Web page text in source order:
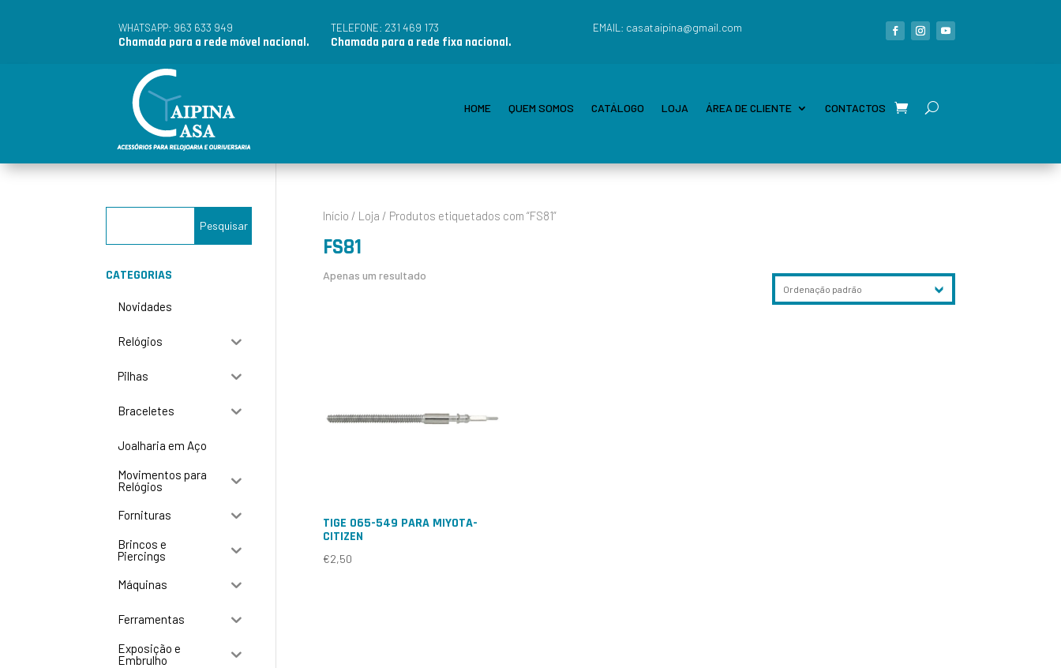
WHATSAPP: 963 633 949
Chamada para a rede móvel nacional.
TELEFONE: 231 469 173
Chamada para a rede fixa nacional.
EMAIL: casataipina@gmail.com
HOME QUEM SOMOS CATÁLOGO LOJA ÁREA DE CLIENTE CONTACTOS
Início / Loja / Produtos etiquetados com “FS81”
FS81
Apenas um resultado
TIGE 065-549 PARA MIYOTA-
CITIZEN
€2,50
CATEGORIAS
Novidades
Relógios
Pilhas
Braceletes
Joalharia em Aço
Movimentos para
Relógios
Fornituras
Brincos e
Piercings
Máquinas
Ferramentas
Exposição e
Embrulho